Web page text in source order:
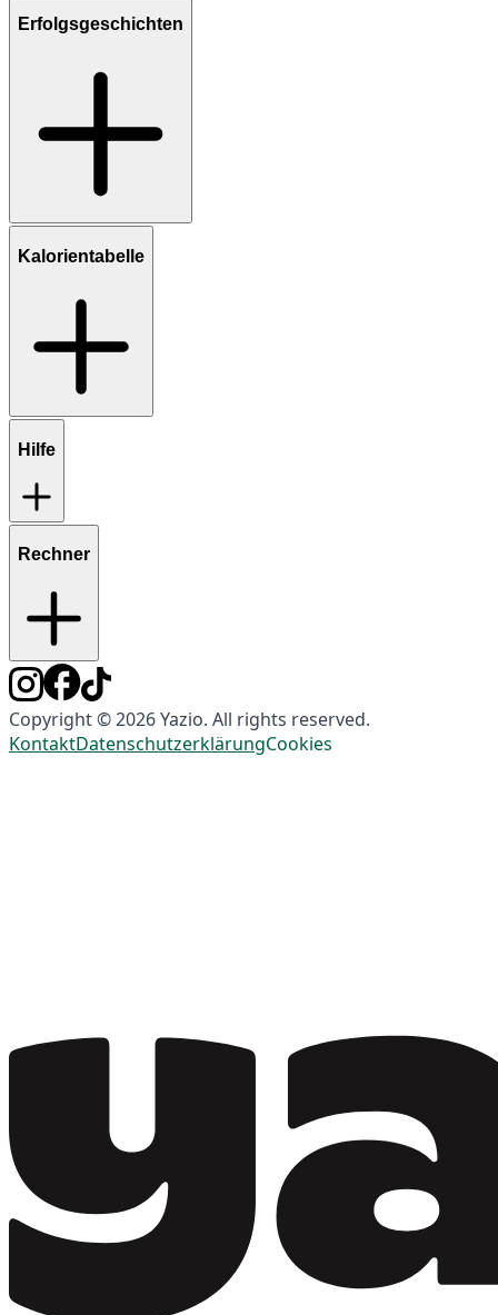
Erfolgsgeschichten
Kalorientabelle
Hilfe
Rechner
Copyright © 2026 Yazio. All rights reserved.
KontaktDatenschutzerklärungCookies